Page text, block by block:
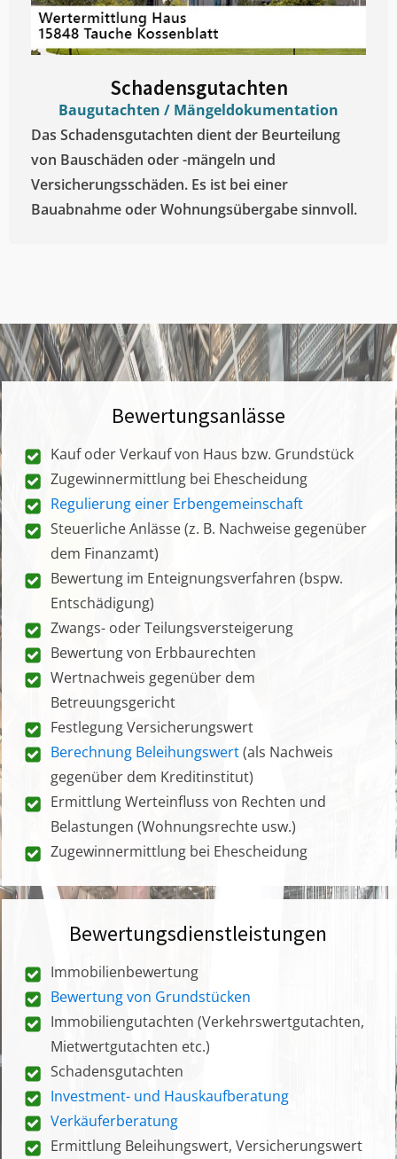
Schadensgutachten
Baugutachten / Mängeldokumentation
Das Schadensgutachten dient der Beurteilung
von Bauschäden oder -mängeln und
Versicherungsschäden. Es ist bei einer
Bauabnahme oder Wohnungsübergabe sinnvoll.
Bewertungsanlässe
Kauf oder Verkauf von Haus bzw. Grundstück
Zugewinnermittlung bei Ehescheidung
Regulierung einer Erbengemeinschaft
Steuerliche Anlässe (z. B. Nachweise gegenüber
dem Finanzamt)
Bewertung im Enteignungsverfahren (bspw.
Entschädigung)
Zwangs- oder Teilungsversteigerung
Bewertung von Erbbaurechten
Wertnachweis gegenüber dem
Betreuungsgericht
Festlegung Versicherungswert
Berechnung Beleihungswert(als Nachweis
gegenüber dem Kreditinstitut)
Ermittlung Werteinfluss von Rechten und
Belastungen (Wohnungsrechte usw.)
Zugewinnermittlung bei Ehescheidung
Bewertungsdienstleistungen
Immobilienbewertung
Bewertung von Grundstücken
Immobiliengutachten (Verkehrswertgutachten,
Mietwertgutachten etc.)
Schadensgutachten
Investment- und Hauskaufberatung
Verkäuferberatung
Ermittlung Beleihungswert, Versicherungswert